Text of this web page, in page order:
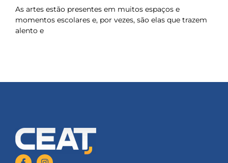
As artes estão presentes em muitos espaços e
momentos escolares e, por vezes, são elas que trazem
alento e